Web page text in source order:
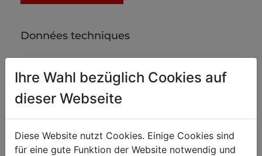
Données techniques
Poids
Poids net kg
emballage
Ihre Wahl bezüglich Cookies auf
dieser Webseite
Diese Website nutzt Cookies. Einige Cookies sind
für eine gute Funktion der Website notwendig und